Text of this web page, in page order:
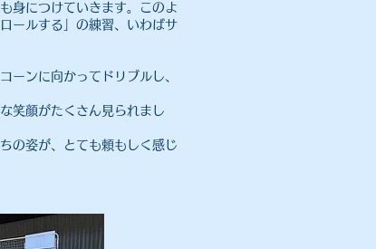
身につけていきます。このよ
ールする」の練習、いわばサ
ーンに向かってドリブルし、
笑顔がたくさん見られまし
の姿が、とても頼もしく感じ